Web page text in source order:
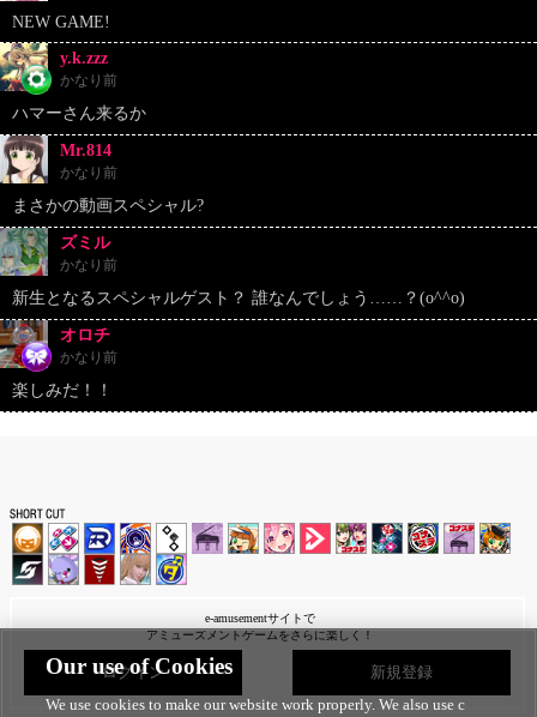
NEW GAME!
y.k.zzz
かなり前
ハマーさん来るか
Mr.814
かなり前
まさかの動画スペシャル?
ズミル
かなり前
新生となるスペシャルゲスト？ 誰なんでしょう……？(o^^o)
オロチ
かなり前
楽しみだ！！
e-amusementサイトで
アミューズメントゲームをさらに楽しく！
ログイン 新規登録
Our use of Cookies
We use cookies to make our website work properly. We also use c